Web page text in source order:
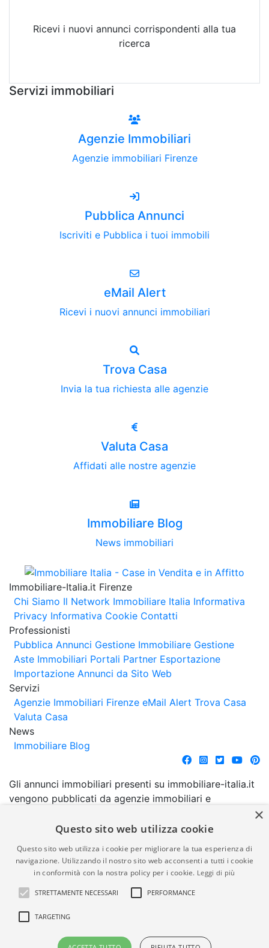
Ricevi i nuovi annunci corrispondenti alla tua
ricerca
Servizi immobiliari
Agenzie Immobiliari
Agenzie immobiliari Firenze
Pubblica Annunci
Iscriviti e Pubblica i tuoi immobili
eMail Alert
Ricevi i nuovi annunci immobiliari
Trova Casa
Invia la tua richiesta alle agenzie
Valuta Casa
Affidati alle nostre agenzie
Immobiliare Blog
News immobiliari
Immobiliare-Italia.it Firenze
Chi Siamo Il Network Immobiliare Italia Informativa
Privacy Informativa Cookie Contatti
Professionisti
Pubblica Annunci Gestione Immobiliare Gestione
Aste Immobiliari Portali Partner Esportazione
Importazione Annunci da Sito Web
Servizi
Agenzie Immobiliari Firenze eMail Alert Trova Casa
Valuta Casa
News
Immobiliare Blog
Gli annunci immobiliari presenti su immobiliare-italia.it
vengono pubblicati da agenzie immobiliari e
comporta l'approvazione o l'avallo da parte di
garanzia da parte di quest'ultima. immobiliare-italia.it
quindi non è responsabile della veridicità, della
correttezza, della completezza, della normativa in
materia di privacy e/o di alcun altro aspetto dei
suddetti annunci.
© Copyright 2007 - 2026
Powered by
×
Questo sito web utilizza cookie
Questo sito web utilizza i cookie per migliorare la tua esperienza di
navigazione. Utilizzando il nostro sito web acconsenti a tutti i cookie
in conformità con la nostra policy per i cookie. Leggi di più
STRETTAMENTE NECESSARI PERFORMANCE
TARGETING